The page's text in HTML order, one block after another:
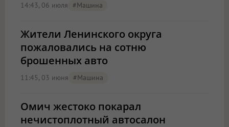
14:43, 06 июля #машина
Жители Ленинского округа
пожаловались на сотню
брошенных авто
11:45, 03 июня #машина
Омич жестоко покарал
нечистоплотный автосалон